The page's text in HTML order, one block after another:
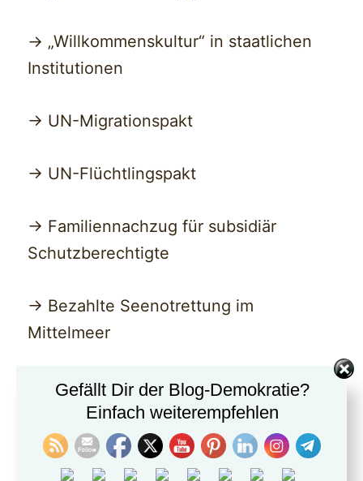
-> „Willkommenskultur“ in staatlichen
Institutionen
-> UN-Migrationspakt
-> UN-Flüchtlingspakt
-> Familiennachzug für subsidiär
Schutzberechtigte
-> Bezahlte Seenotrettung im
Mittelmeer
-> Automatische Einbürgerung nach
Aufenthaltsdauer
-> Doppelstaatsbürgerschaft für Nicht-
Gefällt Dir der Blog-Demokratie?
Einfach weiterempfehlen